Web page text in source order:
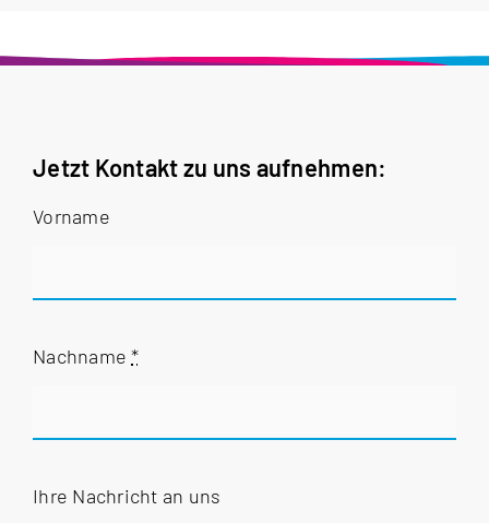
Jetzt Kontakt zu uns aufnehmen:
Vorname
Nachname*
Ihre Nachricht an uns